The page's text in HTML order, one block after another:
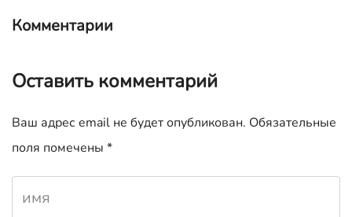
Комментарии
Оставить комментарий
Ваш адрес email не будет опубликован. Обязательные
поля помечены *